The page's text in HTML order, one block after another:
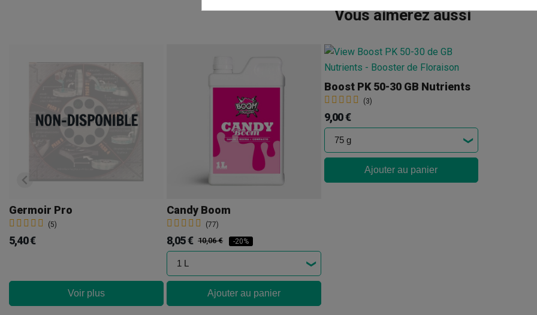
Vous aimerez aussi
Germoir Pro
(5)
5,40 €
Voir plus
Candy Boom
(77)
8,05 € 10,06 € -20%
Ajouter au panier
Boost PK 50-30 GB Nutrients
(3)
9,00 €
Ajouter au panier